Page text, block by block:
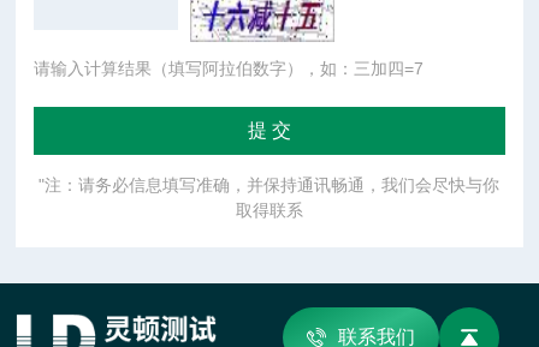
请输入计算结果（填写阿拉伯数字），如：三加四=7
"注：请务必信息填写准确，并保持通讯畅通，我们会尽快与你
取得联系
联系我们